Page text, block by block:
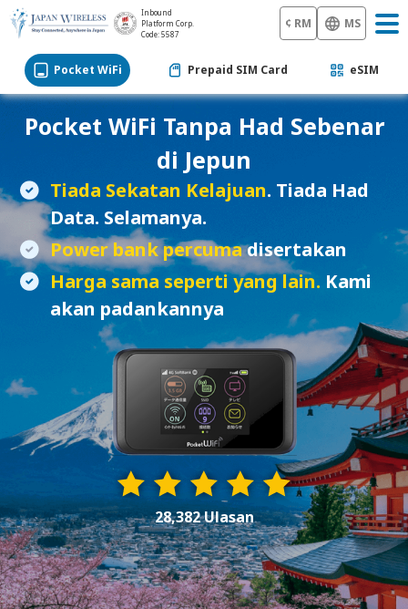
Inbound
Platform Corp.
Code: 5587
¢ RM MS
Pocket WiFi Prepaid SIM Card eSIM
Pocket WiFi Tanpa Had Sebenar
di Jepun
Tiada Sekatan Kelajuan. Tiada Had
Data. Selamanya.
Power bank percumadisertakan
Harga sama seperti yang lain. Kami
akan padankannya
28,382 Ulasan